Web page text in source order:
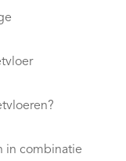
in combinatie